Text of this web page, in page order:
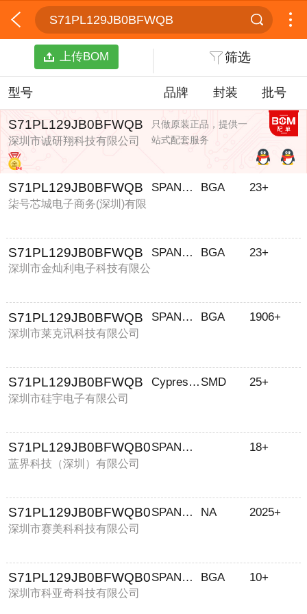
S71PL129JB0BFWQB
上传BOM 筛选
型号 品牌 封装 批号
S71PL129JB0BFWQB
深圳市诚研翔科技有限公司
只做原装正品，提供一
站式配套服务
S71PL129JB0BFWQB
柒号芯城电子商务(深圳)有限
SPANSION BGA 23+
S71PL129JB0BFWQB
深圳市金灿利电子科技有限公
SPANSION BGA 23+
S71PL129JB0BFWQB
深圳市莱克讯科技有限公司
SPANSION BGA 1906+
S71PL129JB0BFWQB
深圳市硅宇电子有限公司
Cypress(赛普拉斯) SMD 25+
S71PL129JB0BFWQB0
蓝界科技（深圳）有限公司
SPANSION 18+
S71PL129JB0BFWQB0
深圳市赛美科科技有限公司
SPANSION NA 2025+
S71PL129JB0BFWQB0
深圳市科亚奇科技有限公司
SPANSION BGA 10+